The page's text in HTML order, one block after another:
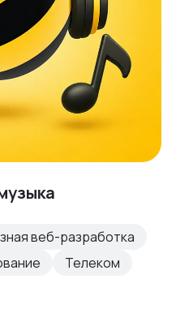
веб-разработка
Телеком